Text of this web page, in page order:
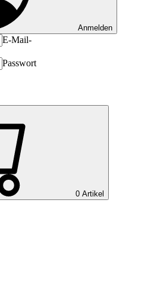
Anmelden
E-Mail-
Passwort
0 Artikel